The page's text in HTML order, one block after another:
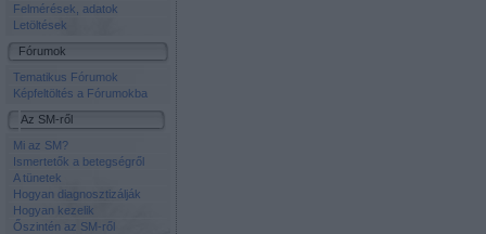
Felmérések, adatok
Letöltések
Fórumok
Tematikus Fórumok
Képfeltöltés a Fórumokba
Az SM-ről
Mi az SM?
Ismertetők a betegségről
A tünetek
Hogyan diagnosztizálják
Hogyan kezelik
Őszintén az SM-ről